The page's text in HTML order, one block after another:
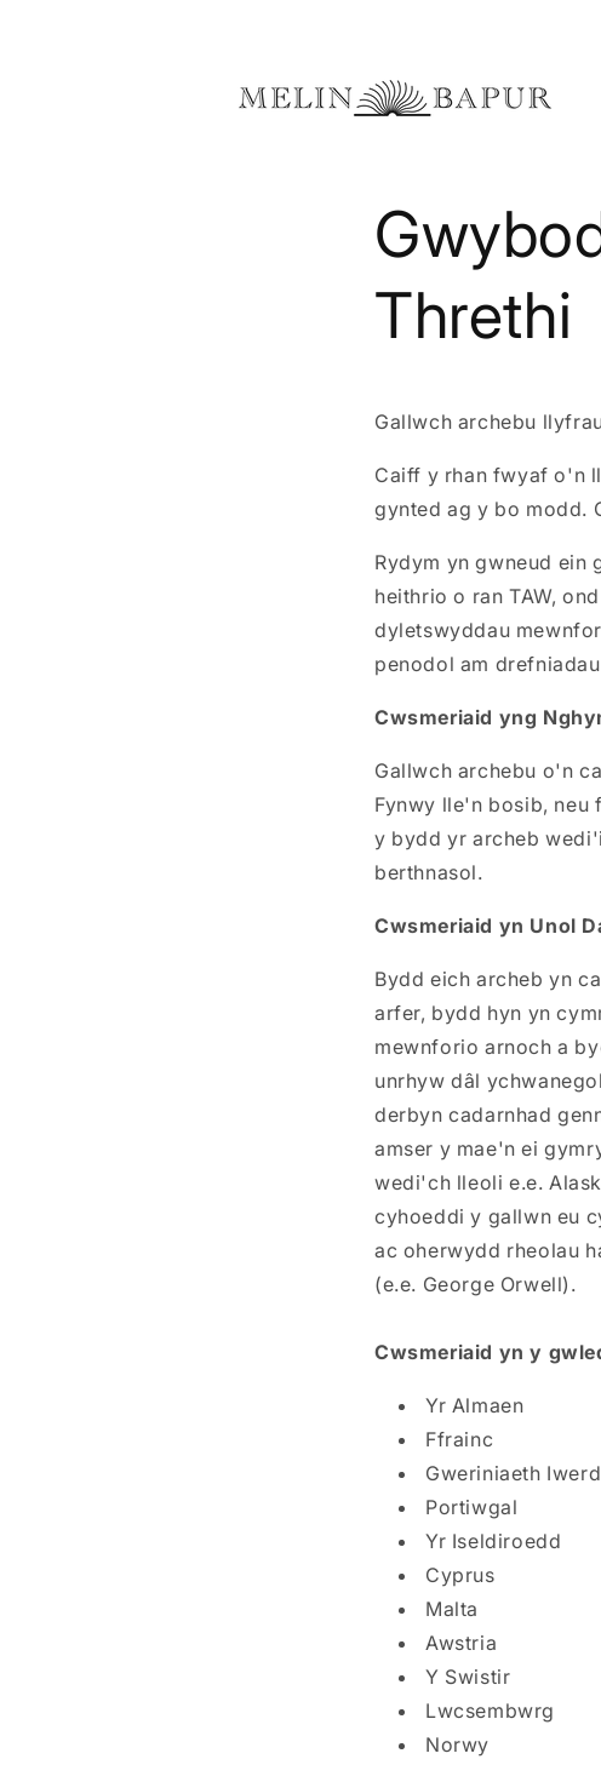
Threthi
Gallwch archebu
Caiff y rhan fwyaf o'n
gynted ag y bo modd.
Rydym yn gwneud ein
heithrio o ran TAW,
dyletswyddau
penodol am
Cwsmeriaid yng
Gallwch archebu o'n
Fynwy lle'n bosib,
y bydd yr archeb
berthnasol.
Cwsmeriaid yn Unol
Bydd eich archeb yn
arfer, bydd hyn yn
mewnforio arnoch a
unrhyw dâl
derbyn cadarnhad
amser y mae'n ei
wedi'ch lleoli e.e.
cyhoeddi y gallwn eu
ac oherwydd rheolau
(e.e. George Orwell).
Cwsmeriaid yn y
Yr Almaen
Ffrainc
Gweriniaeth
Portiwgal
Yr Iseldiroedd
Cyprus
Malta
Awstria
Y Swistir
Lwcsembwrg
Norwy